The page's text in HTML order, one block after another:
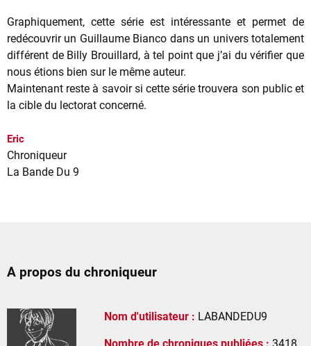
Graphiquement, cette série est intéressante et permet de
redécouvrir un Guillaume Bianco dans un univers totalement
différent de Billy Brouillard, à tel point que j’ai du vérifier que
nous étions bien sur le même auteur.
Maintenant reste à savoir si cette série trouvera son public et
la cible du lectorat concerné.
Eric
Chroniqueur
La Bande Du 9
A propos du chroniqueur
Nom d'utilisateur : LABANDEDU9